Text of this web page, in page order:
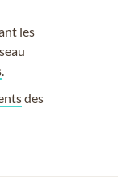
les
des